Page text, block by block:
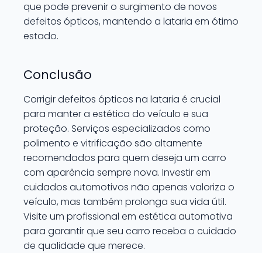
que pode prevenir o surgimento de novos
defeitos ópticos, mantendo a lataria em ótimo
estado.
Conclusão
Corrigir defeitos ópticos na lataria é crucial
para manter a estética do veículo e sua
proteção. Serviços especializados como
polimento e vitrificação são altamente
recomendados para quem deseja um carro
com aparência sempre nova. Investir em
cuidados automotivos não apenas valoriza o
veículo, mas também prolonga sua vida útil.
Visite um profissional em estética automotiva
para garantir que seu carro receba o cuidado
de qualidade que merece.